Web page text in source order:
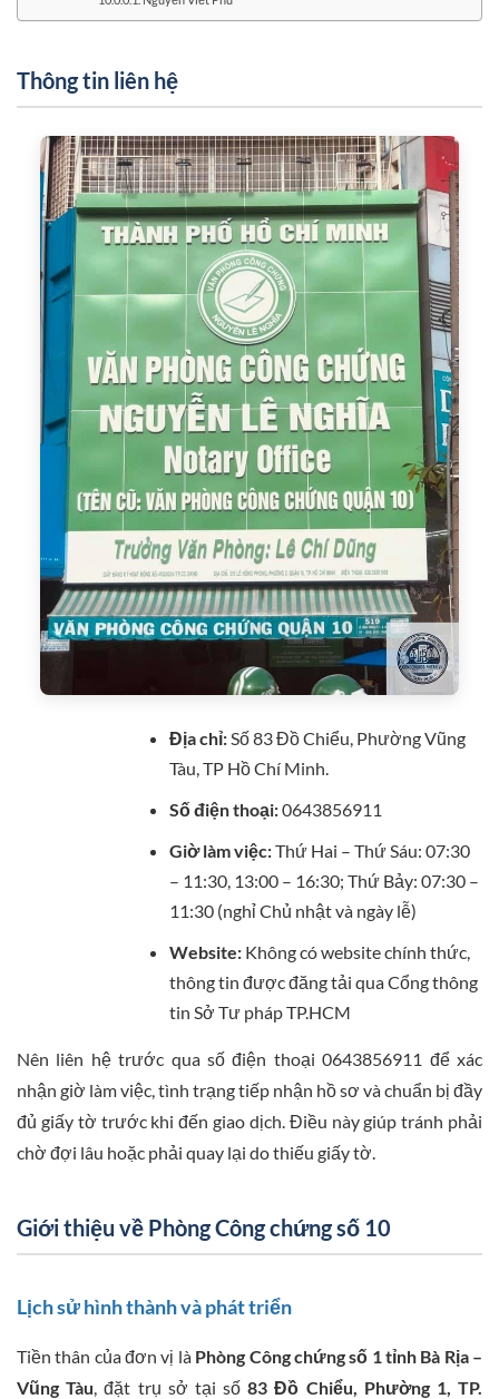
Thông tin liên hệ
Địa chỉ:Số 83 Đồ Chiểu, Phường Vũng
Tàu, TP Hồ Chí Minh.
Số điện thoại:0643856911
Giờ làm việc:Thứ Hai – Thứ Sáu: 07:30
– 11:30, 13:00 – 16:30; Thứ Bảy: 07:30 –
11:30 (nghỉ Chủ nhật và ngày lễ)
Website: Không có website chính thức,
thông tin được đăng tải qua Cổng thông
tin Sở Tư pháp TP.HCM
Nên liên hệ trước qua số điện thoại 0643856911 để xác
nhận giờ làm việc, tình trạng tiếp nhận hồ sơ và chuẩn bị đầy
đủ giấy tờ trước khi đến giao dịch. Điều này giúp tránh phải
chờ đợi lâu hoặc phải quay lại do thiếu giấy tờ.
Giới thiệu về Phòng Công chứng số 10
Lịch sử hình thành và phát triển
Tiền thân của đơn vị là Phòng Công chứng số 1 tỉnh Bà Rịa –
Vũng Tàu, đặt trụ sở tại số83 Đồ Chiểu, Phường 1, TP.